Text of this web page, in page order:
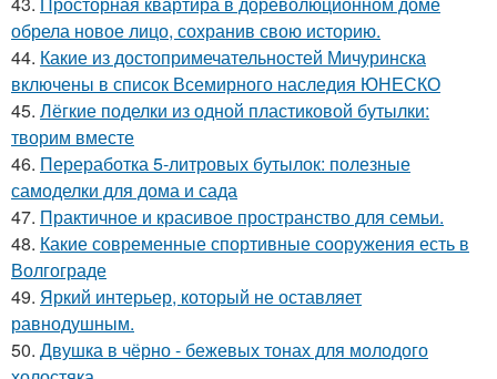
обрела новое лицо, сохранив свою историю.
44. Какие из достопримечательностей Мичуринска
включены в список Всемирного наследия ЮНЕСКО
45. Лёгкие поделки из одной пластиковой бутылки:
творим вместе
46. Переработка 5-литровых бутылок: полезные
самоделки для дома и сада
47. Практичное и красивое пространство для семьи.
48. Какие современные спортивные сооружения есть в
Волгограде
49. Яркий интерьер, который не оставляет
равнодушным.
50. Двушка в чёрно - бежевых тонах для молодого